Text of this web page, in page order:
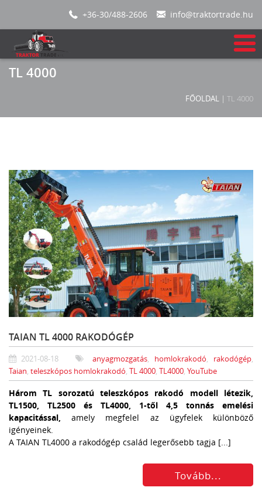
+36-30/488-2606 info@traktortrade.hu
TL 4000
FŐOLDAL | TL 4000
TAIAN TL 4000 RAKODÓGÉP
2021-08-18 anyagmozgatás, homlokrakodó, rakodógép,
Taian, teleszkópos homlokrakodó, TL 4000, TL4000, YouTube
Három TL sorozatú teleszkópos rakodó modell létezik,
TL1500, TL2500 és TL4000, 1-től 4,5 tonnás emelési
kapacitással, amely megfelel az ügyfelek különböző
igényeinek.
A TAIAN TL4000 a rakodógép család legerősebb tagja [...]
Tovább...